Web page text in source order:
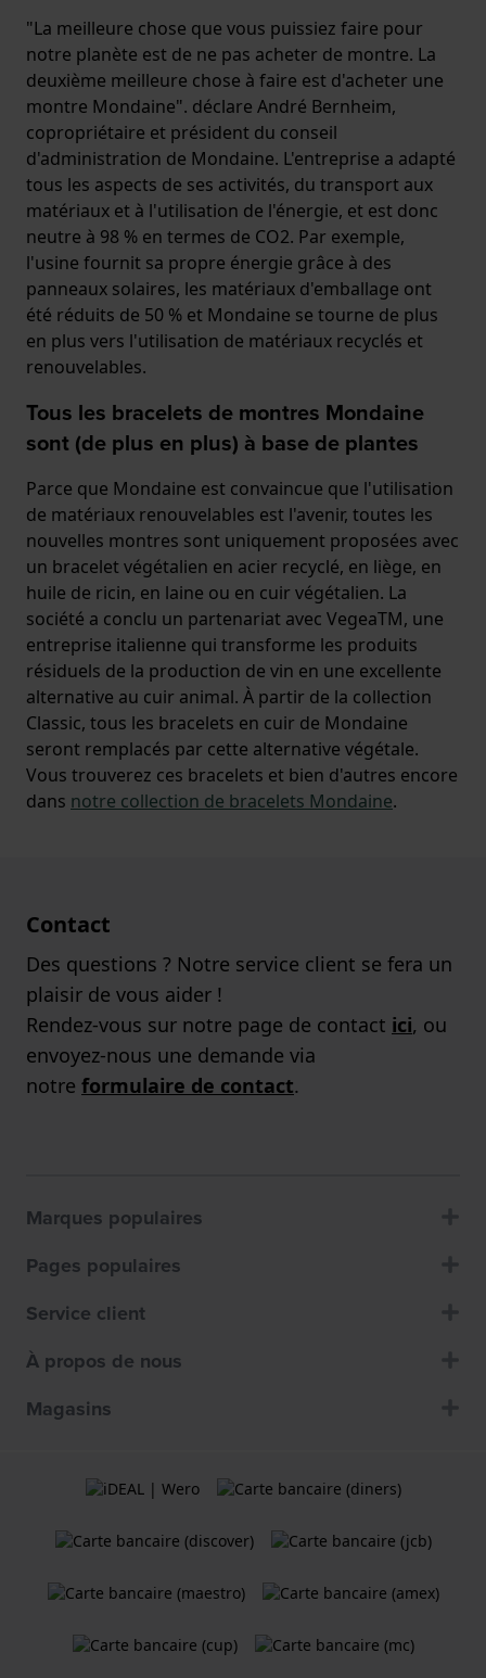
"La meilleure chose que vous puissiez faire pour
notre planète est de ne pas acheter de montre. La
deuxième meilleure chose à faire est d'acheter une
montre Mondaine". déclare André Bernheim,
copropriétaire et président du conseil
d'administration de Mondaine. L'entreprise a adapté
tous les aspects de ses activités, du transport aux
matériaux et à l'utilisation de l'énergie, et est donc
neutre à 98 % en termes de CO2. Par exemple,
l'usine fournit sa propre énergie grâce à des
panneaux solaires, les matériaux d'emballage ont
été réduits de 50 % et Mondaine se tourne de plus
en plus vers l'utilisation de matériaux recyclés et
renouvelables.
Tous les bracelets de montres Mondaine
sont (de plus en plus) à base de plantes
Parce que Mondaine est convaincue que l'utilisation
de matériaux renouvelables est l'avenir, toutes les
nouvelles montres sont uniquement proposées avec
un bracelet végétalien en acier recyclé, en liège, en
huile de ricin, en laine ou en cuir végétalien. La
société a conclu un partenariat avec VegeaTM, une
entreprise italienne qui transforme les produits
résiduels de la production de vin en une excellente
alternative au cuir animal. À partir de la collection
Classic, tous les bracelets en cuir de Mondaine
seront remplacés par cette alternative végétale.
Vous trouverez ces bracelets et bien d'autres encore
dans notre collection de bracelets Mondaine.
Contact
Des questions ? Notre service client se fera un
plaisir de vous aider !
Rendez-vous sur notre page de contact ici, ou
envoyez-nous une demande via
notre formulaire de contact.
Marques populaires
Pages populaires
Service client
À propos de nous
Magasins